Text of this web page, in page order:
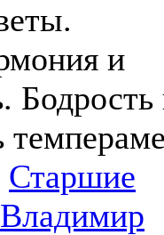
и
Бодрость
Старшие
Владимир